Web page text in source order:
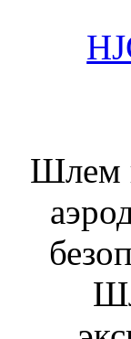
Шлем